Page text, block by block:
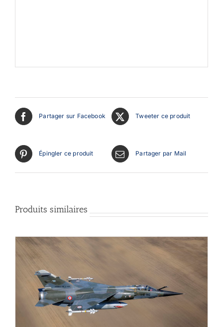
Partager sur Facebook Tweeter ce produit
Épingler ce produit Partager par Mail
Produits similaires